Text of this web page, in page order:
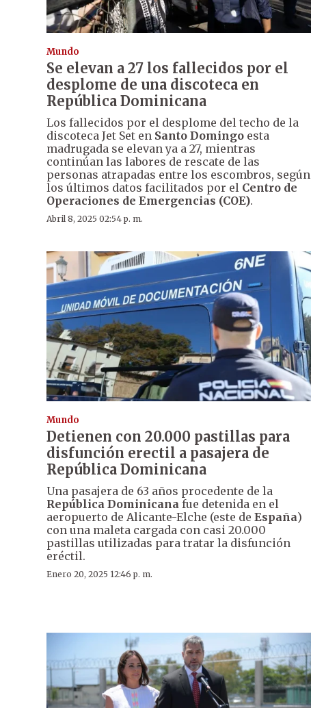
Mundo
Se elevan a 27 los fallecidos por el
desplome de una discoteca en
República Dominicana
Los fallecidos por el desplome del techo de la
discoteca Jet Set en Santo Domingo esta
madrugada se elevan ya a 27, mientras
continúan las labores de rescate de las
personas atrapadas entre los escombros, según
los últimos datos facilitados por el Centro de
Operaciones de Emergencias (COE).
Abril 8, 2025 02:54 p. m.
Mundo
Detienen con 20.000 pastillas para
disfunción erectil a pasajera de
República Dominicana
Una pasajera de 63 años procedente de la
República Dominicana fue detenida en el
aeropuerto de Alicante-Elche (este de España)
con una maleta cargada con casi 20.000
pastillas utilizadas para tratar la disfunción
eréctil.
Enero 20, 2025 12:46 p. m.